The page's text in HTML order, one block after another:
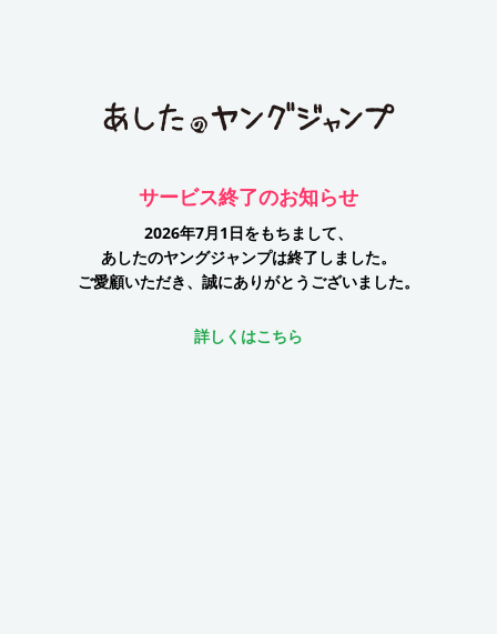
サービス終了のお知らせ
2026年7月1日をもちまして、
あしたのヤングジャンプは終了しました。
ご愛顧いただき、誠にありがとうございました。
詳しくはこちら